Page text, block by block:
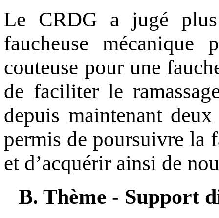
Le CRDG a jugé
faucheuse
couteuse pour une
de faciliter le
depuis maintenant
permis de poursuivre la
et d’acquérir ainsi de
B. Thème - Support